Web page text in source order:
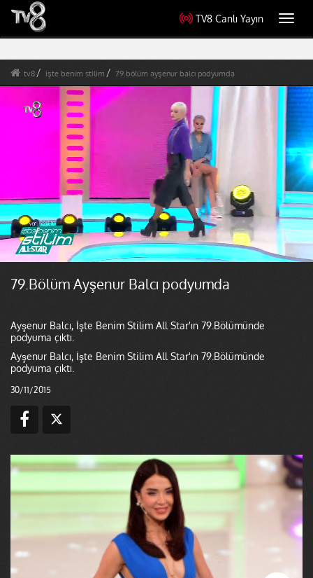
TV8 Canlı Yayın
tv8 işte benim stilim 79.bölüm ayşenur balcı podyumda
79.Bölüm Ayşenur Balcı podyumda
Ayşenur Balcı, İşte Benim Stilim All Star'ın 79.Bölümünde
podyuma çıktı.
Ayşenur Balcı, İşte Benim Stilim All Star'ın 79.Bölümünde
podyuma çıktı.
30/11/2015